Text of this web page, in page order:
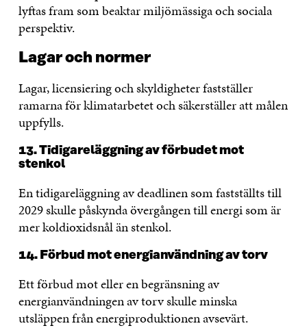
lyftas fram som beaktar miljömässiga och sociala
perspektiv.
Lagar och normer
Lagar, licensiering och skyldigheter fastställer
ramarna för klimatarbetet och säkerställer att målen
uppfylls.
13. Tidigareläggning av förbudet mot
stenkol
En tidigareläggning av deadlinen som fastställts till
2029 skulle påskynda övergången till energi som är
mer koldioxidsnål än stenkol.
14. Förbud mot energianvändning av torv
Ett förbud mot eller en begränsning av
energianvändningen av torv skulle minska
utsläppen från energiproduktionen avsevärt.